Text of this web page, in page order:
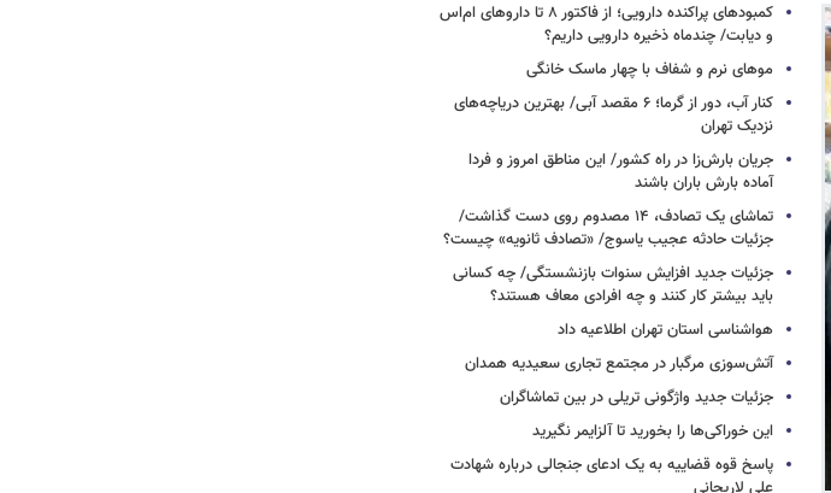
کمبودهای پراکنده دارویی؛ از فاکتور ۸ تا داروهای ام‌اس
و دیابت/ چندماه ذخیره دارویی داریم؟
موهای نرم و شفاف با چهار ماسک خانگی
کنار آب، دور از گرما؛ ۶ مقصد آبی/ بهترین دریاچه‌های
نزدیک تهران
جریان بارش‌زا در راه کشور/ این مناطق امروز و فردا
آماده بارش باران باشند
تماشای یک تصادف، ۱۴ مصدوم روی دست گذاشت/
جزئیات حادثه عجیب یاسوج/ «تصادف ثانویه» چیست؟
جزئیات جدید افزایش سنوات بازنشستگی/ چه کسانی
باید بیشتر کار کنند و چه افرادی معاف هستند؟
هواشناسی استان تهران اطلاعیه داد
آتش‌سوزی مرگبار در مجتمع تجاری سعیدیه همدان
جزئیات جدید واژگونی تریلی در بین تماشاگران
این خوراکی‌ها را بخورید تا آلزایمر نگیرید
پاسخ قوه قضاییه به یک ادعای جنجالی درباره شهادت
علی لاریجانی